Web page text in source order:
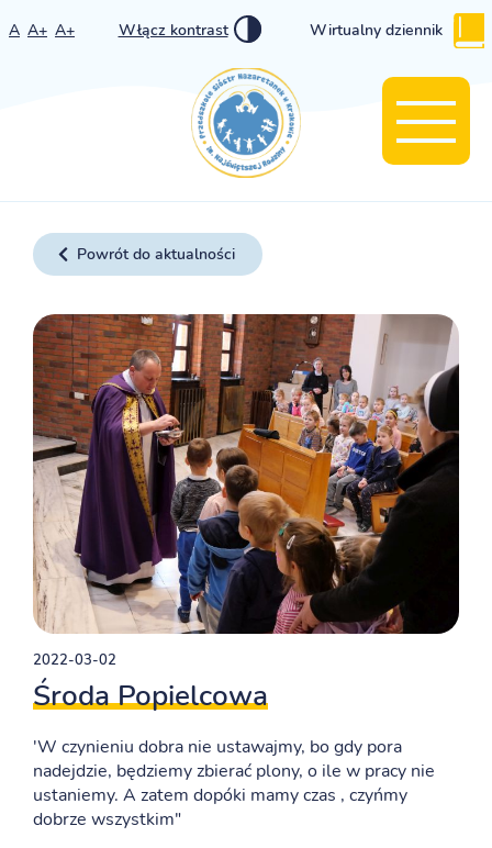
A A+ A+ Włącz kontrast Wirtualny dziennik
Powrót do aktualności
2022-03-02
Środa Popielcowa
'W czynieniu dobra nie ustawajmy, bo gdy pora
nadejdzie, będziemy zbierać plony, o ile w pracy nie
ustaniemy. A zatem dopóki mamy czas , czyńmy
dobrze wszystkim"